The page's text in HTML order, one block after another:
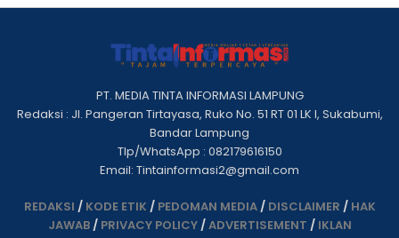
PT. MEDIA TINTA INFORMASI LAMPUNG
Redaksi : Jl. Pangeran Tirtayasa, Ruko No. 51 RT 01 LK I, Sukabumi,
Bandar Lampung
Tlp/WhatsApp : 082179616150
Email: Tintainformasi2@gmail.com
REDAKSI / KODE ETIK / PEDOMAN MEDIA/ DISCLAIMER / HAK
JAWAB/ PRIVACY POLICY/ADVERTISEMENT / IKLAN